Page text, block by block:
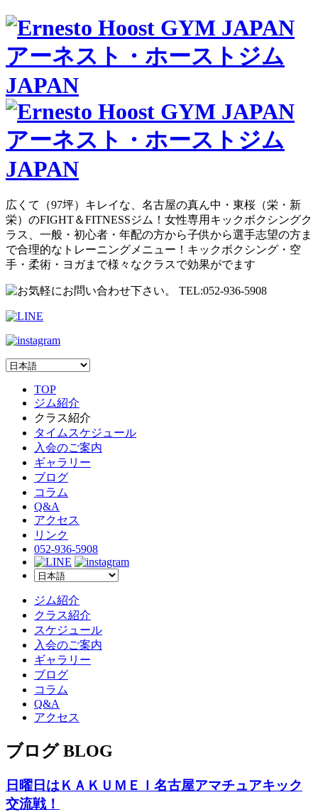
広くて（97坪）キレイな、名古屋の真ん中・東桜（栄・新
栄）のFIGHT＆FITNESSジム！女性専用キックボクシングク
ラス、一般・初心者・年配の方から子供から選手志望の方ま
で合理的なトレーニングメニュー！キックボクシング・空
手・柔術・ヨガまで様々なクラスで効果がでます
TOP
ジム紹介
クラス紹介
タイムスケジュール
入会のご案内
ギャラリー
ブログ
コラム
Q&A
アクセス
リンク
052-936-5908
ジム紹介
クラス紹介
スケジュール
入会のご案内
ギャラリー
ブログ
コラム
Q&A
アクセス
ブログ BLOG
日曜日はＫＡＫＵＭＥＩ名古屋アマチュアキック
交流戦！